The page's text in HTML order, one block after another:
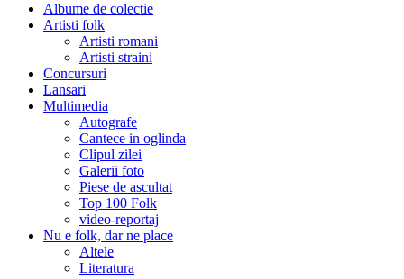
Albume de colectie
Artisti folk
Artisti romani
Artisti straini
Concursuri
Lansari
Multimedia
Autografe
Cantece in oglinda
Clipul zilei
Galerii foto
Piese de ascultat
Top 100 Folk
video-reportaj
Nu e folk, dar ne place
Altele
Literatura